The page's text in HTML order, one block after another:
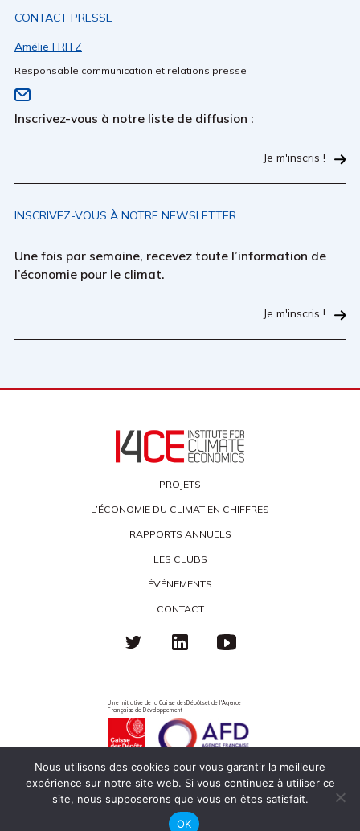
CONTACT PRESSE
Amélie FRITZ
Responsable communication et relations presse
Inscrivez-vous à notre liste de diffusion :
Je m'inscris !
INSCRIVEZ-VOUS À NOTRE NEWSLETTER
Une fois par semaine, recevez toute l’information de
l’économie pour le climat.
Je m'inscris !
PROJETS
L’ÉCONOMIE DU CLIMAT EN CHIFFRES
RAPPORTS ANNUELS
LES CLUBS
ÉVÉNEMENTS
CONTACT
Politique de confidentialité
Mentions légales
Éco-responsabilité
Une initiative de la Caisse des Dépôts et de l'Agence
Française de Développement
Nous utilisons des cookies pour vous garantir la meilleure
expérience sur notre site web. Si vous continuez à utiliser ce
site, nous supposerons que vous en êtes satisfait.
OK